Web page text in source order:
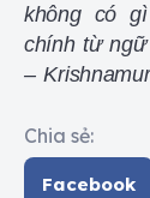
không có
chính từ
–
Chia sẻ:
Facebook